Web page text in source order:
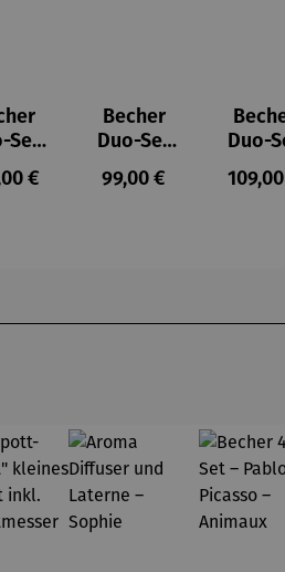
Set
LAB
Preis:
€
Becher
Duo-Set
No. 1 LAB
Regulärer Preis:
99,00 €
Duo-
No. 1b